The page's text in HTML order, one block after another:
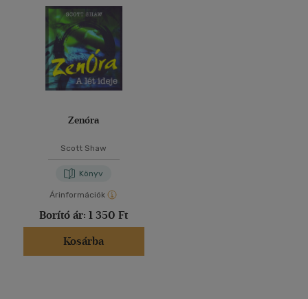
Zenóra
Scott Shaw
Könyv
Árinformációk
Borító ár: 1 350 Ft
Kosárba